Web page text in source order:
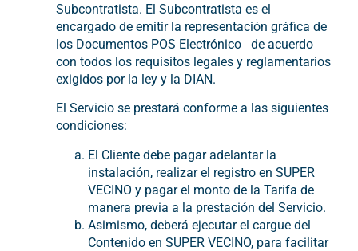
Subcontratista. El Subcontratista es el
encargado de emitir la representación gráfica de
los Documentos POS Electrónico de acuerdo
con todos los requisitos legales y reglamentarios
exigidos por la ley y la DIAN.
El Servicio se prestará conforme a las siguientes
condiciones:
El Cliente debe pagar adelantar la
instalación, realizar el registro en SUPER
VECINO y pagar el monto de la Tarifa de
manera previa a la prestación del Servicio.
Asimismo, deberá ejecutar el cargue del
Contenido en SUPER VECINO, para facilitar